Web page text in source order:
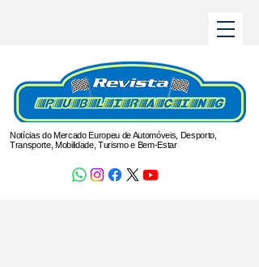
Notícias do Mercado Europeu de Automóveis, Desporto,
Transporte, Mobilidade, Turismo e Bem-Estar